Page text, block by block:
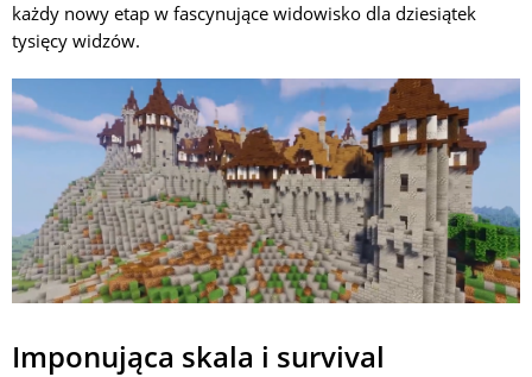
każdy nowy etap w fascynujące widowisko dla dziesiątek
tysięcy widzów.
Imponująca skala i survival